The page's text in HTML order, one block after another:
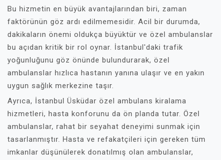
Bu hizmetin en büyük avantajlarından biri, zaman
faktörünün göz ardı edilmemesidir. Acil bir durumda,
dakikaların önemi oldukça büyüktür ve özel ambulanslar
bu açıdan kritik bir rol oynar. İstanbul'daki trafik
yoğunluğunu göz önünde bulundurarak, özel
ambulanslar hızlıca hastanın yanına ulaşır ve en yakın
uygun sağlık merkezine taşır.
Ayrıca, İstanbul Üsküdar özel ambulans kiralama
hizmetleri, hasta konforunu da ön planda tutar. Özel
ambulanslar, rahat bir seyahat deneyimi sunmak için
tasarlanmıştır. Hasta ve refakatçileri için gereken tüm
imkanlar düşünülerek donatılmış olan ambulanslar,